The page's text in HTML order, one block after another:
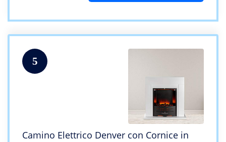
5
Camino Elettrico Denver con Cornice in